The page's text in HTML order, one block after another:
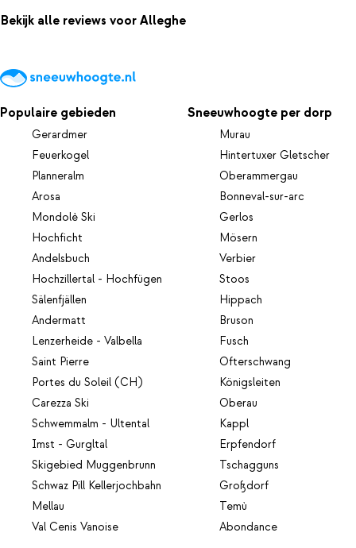
Bekijk alle reviews voor Alleghe
Populaire gebieden
Gerardmer
Feuerkogel
Planneralm
Arosa
Mondolè Ski
Hochficht
Andelsbuch
Hochzillertal - Hochfügen
Sälenfjällen
Andermatt
Lenzerheide - Valbella
Saint Pierre
Portes du Soleil (CH)
Carezza Ski
Schwemmalm - Ultental
Imst - Gurgltal
Skigebied Muggenbrunn
Schwaz Pill Kellerjochbahn
Mellau
Val Cenis Vanoise
Sneeuwhoogte per dorp
Murau
Hintertuxer Gletscher
Oberammergau
Bonneval-sur-arc
Gerlos
Mösern
Verbier
Stoos
Hippach
Bruson
Fusch
Ofterschwang
Königsleiten
Oberau
Kappl
Erpfendorf
Tschagguns
Großdorf
Temù
Abondance